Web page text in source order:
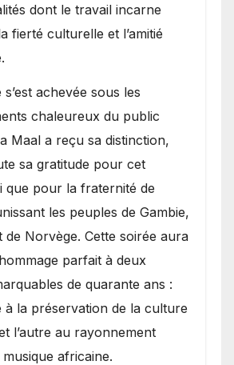
dont le travail incarne
fierté culturelle et l’amitié
achevée sous les
chaleureux du public
Maal a reçu sa distinction,
sa gratitude pour cet
que pour la fraternité de
les peuples de Gambie,
de Norvège. Cette soirée aura
parfait à deux
de quarante ans :
à la préservation de la culture
l’autre au rayonnement
africaine.